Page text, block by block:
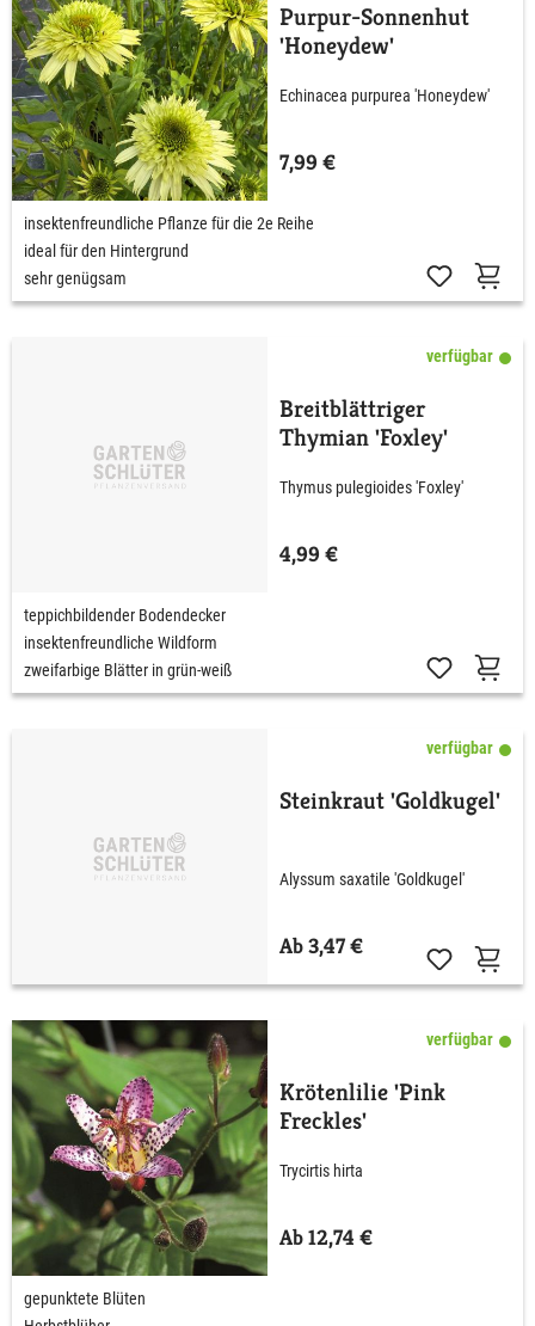
Purpur-Sonnenhut
'Honeydew'
Echinacea purpurea 'Honeydew'
7,99 €
insektenfreundliche Pflanze für die 2e Reihe
ideal für den Hintergrund
sehr genügsam
verfügbar
Breitblättriger
Thymian 'Foxley'
Thymus pulegioides 'Foxley'
4,99 €
teppichbildender Bodendecker
insektenfreundliche Wildform
zweifarbige Blätter in grün-weiß
verfügbar
Steinkraut 'Goldkugel'
Alyssum saxatile 'Goldkugel'
Ab 3,47 €
verfügbar
Krötenlilie 'Pink
Freckles'
Trycirtis hirta
Ab 12,74 €
gepunktete Blüten